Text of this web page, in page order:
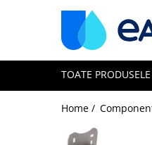
Toate Produsele
Dedurizare
Dedurizator tip Cabinet
Dedurizator Simplex
Dedurizator Duplex
TOATE PRODUSELE
Home /